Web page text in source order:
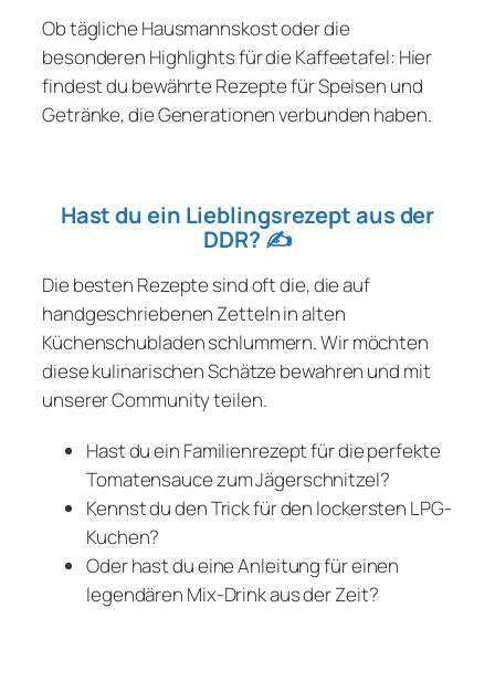
Ob tägliche Hausmannskost oder die
besonderen Highlights für die Kaffeetafel: Hier
findest du bewährte Rezepte für Speisen und
Getränke, die Generationen verbunden haben.
Hast du ein Lieblingsrezept aus der
DDR? ✍️
Die besten Rezepte sind oft die, die auf
handgeschriebenen Zetteln in alten
Küchenschubladen schlummern. Wir möchten
diese kulinarischen Schätze bewahren und mit
unserer Community teilen.
Hast du ein Familienrezept für die perfekte
Tomatensauce zum Jägerschnitzel?
Kennst du den Trick für den lockersten LPG-
Kuchen?
Oder hast du eine Anleitung für einen
legendären Mix-Drink aus der Zeit?